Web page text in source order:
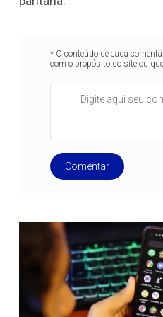
* O conteúdo de cada
com o propósito do site ou
Comentar